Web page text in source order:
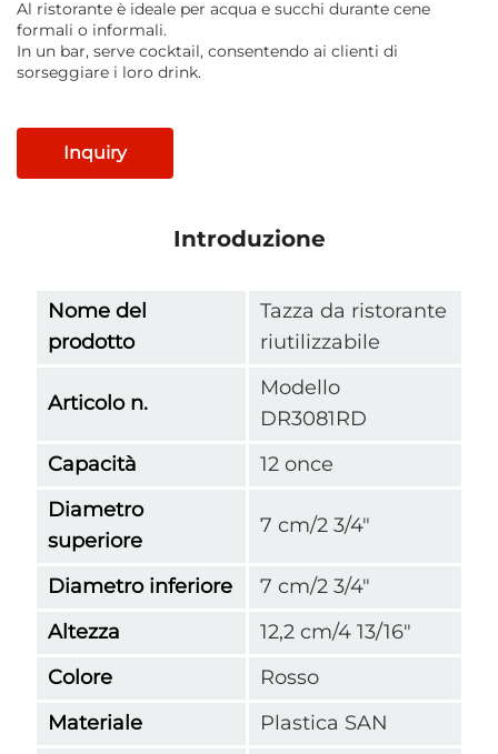
Al ristorante è ideale per acqua e succhi durante cene
formali o informali.
In un bar, serve cocktail, consentendo ai clienti di
sorseggiare i loro drink.
Inquiry
Introduzione
Nome del
prodotto
Tazza da ristorante
riutilizzabile
Articolo n.
Modello
DR3081RD
Capacità
12 once
Diametro
superiore
7 cm/2 3/4"
Diametro inferiore
7 cm/2 3/4"
Altezza
12,2 cm/4 13/16"
Colore
Rosso
Materiale
Plastica SAN